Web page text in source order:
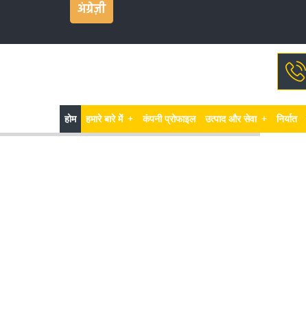
अंग्रेज़ी
होम हमारे बारे में + कंपनी प्रोफाइल उत्पाद और सेवा + निर्यात